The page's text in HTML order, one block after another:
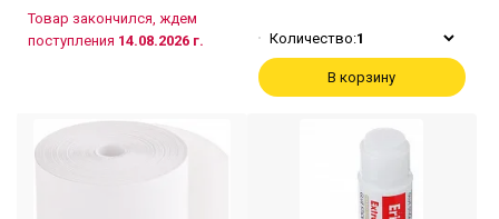
Товар закончился, ждем
поступления 14.08.2026 г. Количество:1
В корзину